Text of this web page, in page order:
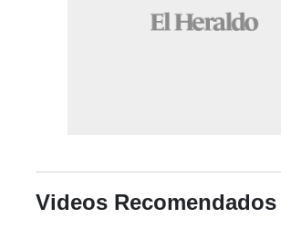
Videos Recomendados